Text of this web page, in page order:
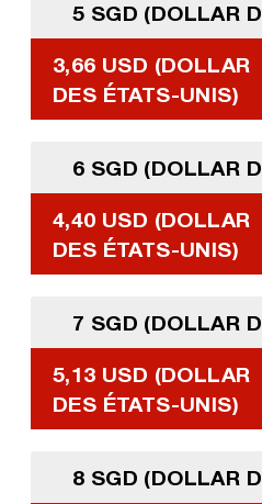
5 SGD (DOLLAR
3,66 USD (DOLLAR
DES ÉTATS-UNIS)
6 SGD (DOLLAR
4,40 USD (DOLLAR
DES ÉTATS-UNIS)
7 SGD (DOLLAR
5,13 USD (DOLLAR
DES ÉTATS-UNIS)
8 SGD (DOLLAR